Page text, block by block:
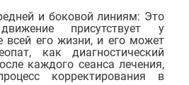
и боковой линиям: Это
присутствует у
всей его жизни, и его может
как диагностический
каждого сеанса лечения,
корректирования в